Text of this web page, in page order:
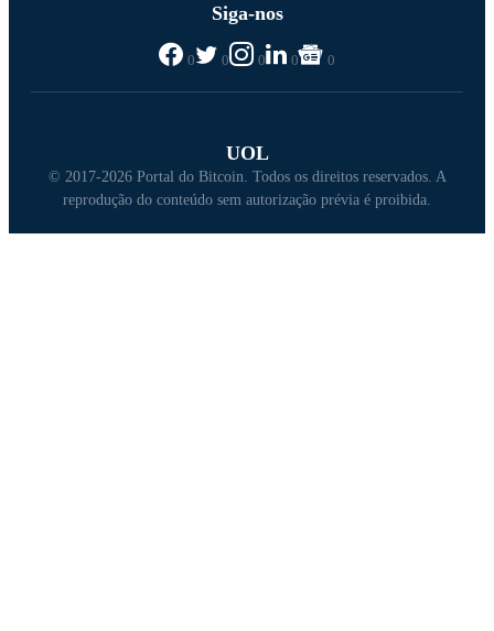
Siga-nos
0 0 0 0 0
UOL
© 2017-2026 Portal do Bitcoin. Todos os direitos reservados. A
reprodução do conteúdo sem autorização prévia é proibida.